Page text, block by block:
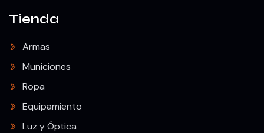
Tienda
Armas
Municiones
Ropa
Equipamiento
Luz y Óptica